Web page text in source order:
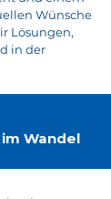
Wünsche
Lösungen,
in der
Wandel